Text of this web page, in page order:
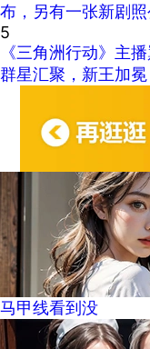
布，另有一张新剧
5
《三角洲行动》主
群星汇聚，新王加冕
马甲线看到没